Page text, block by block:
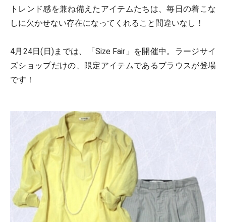
トレンド感を兼ね備えたアイテムたちは、毎日の着こな
しに欠かせない存在になってくれること間違いなし！
4月24日(日)までは、「Size Fair」を開催中。ラージサイ
ズショップだけの、限定アイテムであるブラウスが登場
です！